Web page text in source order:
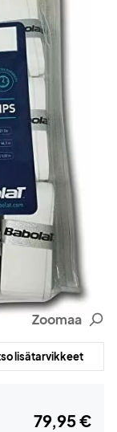
Zoomaa
lisätarvikkeet
79,95 €